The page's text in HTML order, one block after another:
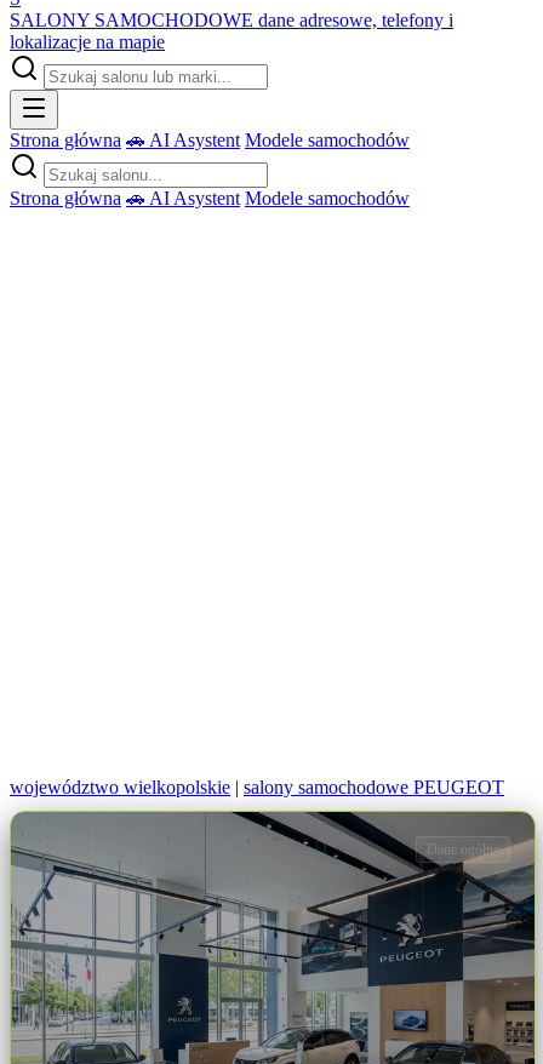
SALONY SAMOCHODOWE dane adresowe, telefony i
lokalizacje na mapie
Strona główna 🚗 AI Asystent Modele samochodów
Strona główna 🚗 AI Asystent Modele samochodów
województwo wielkopolskie | salony samochodowe PEUGEOT
Dane ogólne